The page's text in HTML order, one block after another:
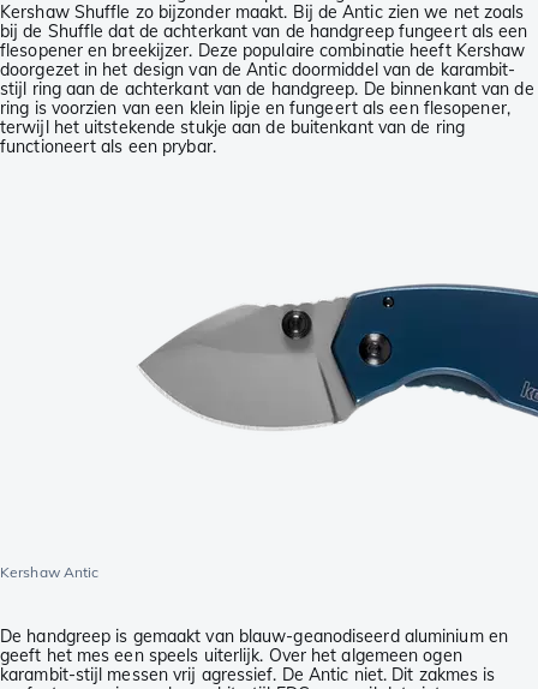
Kershaw Shuffle zo bijzonder maakt. Bij de Antic zien we net zoals
bij de Shuffle dat de achterkant van de handgreep fungeert als een
flesopener en breekijzer. Deze populaire combinatie heeft Kershaw
doorgezet in het design van de Antic doormiddel van de karambit-
stijl ring aan de achterkant van de handgreep. De binnenkant van de
ring is voorzien van een klein lipje en fungeert als een flesopener,
terwijl het uitstekende stukje aan de buitenkant van de ring
functioneert als een prybar.
Kershaw Antic
De handgreep is gemaakt van blauw-geanodiseerd aluminium en
geeft het mes een speels uiterlijk. Over het algemeen ogen
karambit-stijl messen vrij agressief. De Antic niet. Dit zakmes is